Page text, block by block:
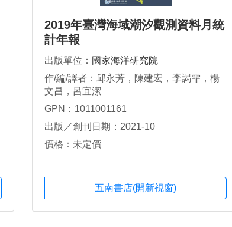
2019年臺灣海域潮汐觀測資料月統
計年報
出版單位： 國家海洋研究院
作/編/譯者：邱永芳，陳建宏，李謁霏，楊
文昌，呂宜潔
GPN：1011001161
出版／創刊日期：2021-10
價格：未定價
五南書店(開新視窗)